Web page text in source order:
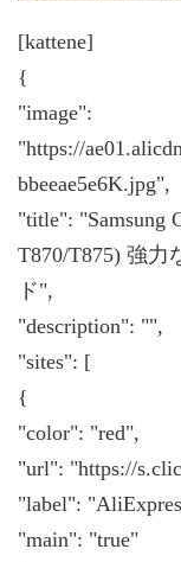
[kattene]
{
"image":
"https://
bbeeae5e6K.jpg",
"title": "Samsung
T870/T875) 強
ド",
"description": "",
"sites": [
{
"color": "red",
"url": "https://
"label":
"main": "true"